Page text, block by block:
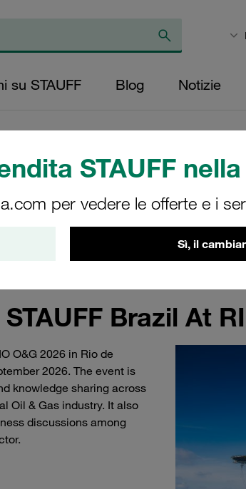
STAUFF
per vedere le offerte e i
Sì, il
su STAUFF Blog Notizie
level of the national and international O&G
Brazil At
O&G 2026 in Rio de
2026. The event is
knowledge sharing across
Oil & Gas industry. It also
discussions among